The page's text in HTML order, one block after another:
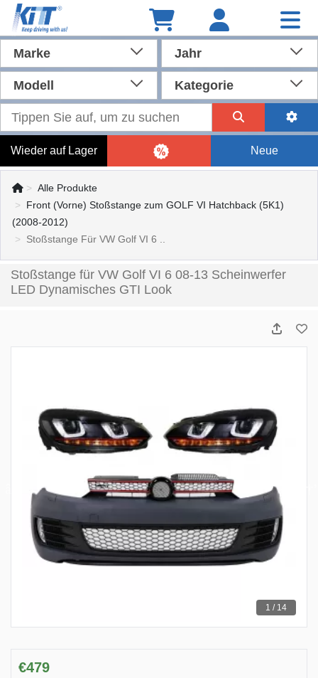
Marke Jahr
Modell Kategorie
Wieder auf Lager Neue
Alle Produkte
Front (Vorne) Stoßstange zum GOLF VI Hatchback (5K1)
(2008-2012)
Stoßstange Für VW Golf VI 6 ..
Stoßstange für VW Golf VI 6 08-13 Scheinwerfer
LED Dynamisches GTI Look
1 / 14
€479